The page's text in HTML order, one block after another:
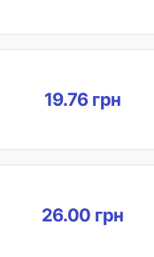
19.76 грн
26.00 грн